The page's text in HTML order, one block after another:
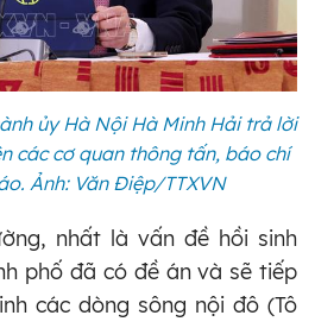
ủy Hà Nội Hà Minh Hải trả lời
các cơ quan thông tấn, báo chí
Ảnh: Văn Điệp/TTXVN
nhất là vấn đề hồi sinh
phố đã có đề án và sẽ tiếp
các dòng sông nội đô (Tô